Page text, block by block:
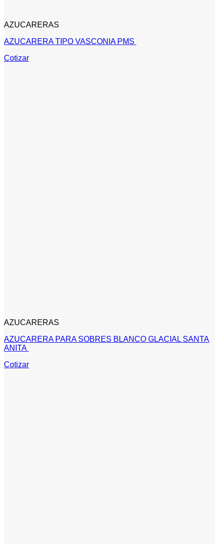
AZUCARERAS
AZUCARERA TIPO VASCONIA PMS
Cotizar
AZUCARERAS
AZUCARERA PARA SOBRES BLANCO GLACIAL SANTA
ANITA
Cotizar